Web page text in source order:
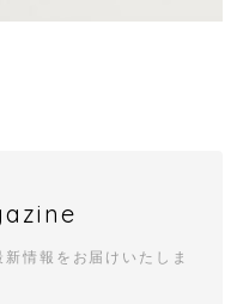
情報をお届けいたしま